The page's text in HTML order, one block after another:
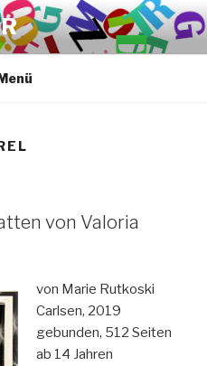
von Valoria
von Marie Rutkoski
Carlsen, 2019
gebunden, 512 Seiten
ab 14 Jahren